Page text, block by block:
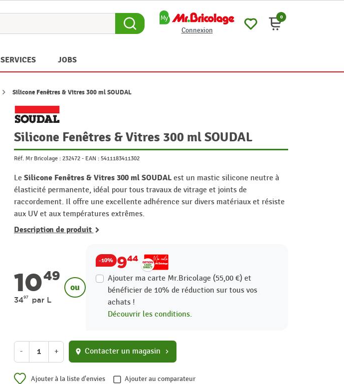
Connexion
0
SERVICES JOBS
Silicone Fenêtres & Vitres 300 ml SOUDAL
Silicone Fenêtres & Vitres 300 ml SOUDAL
Réf. Mr Bricolage : 232472 - EAN : 5411183411302
Le Silicone Fenêtres & Vitres 300 ml SOUDAL est un mastic silicone neutre à
élasticité permanente, idéal pour tous travaux de vitrage et joints de
raccordement. Il offre une excellente adhérence sur divers matériaux et résiste
aux UV et aux températures extrêmes.
Description de produit
1049
3497 par L
ou
-10% 944
Ajouter ma carte Mr.Bricolage (55,00 €) et
bénéficier de 10% de réduction sur tous vos
achats !
Découvrir les conditions.
- + location_on Contacter un magasin chevron_right
Ajouter à la liste d'envies Ajouter au comparateur